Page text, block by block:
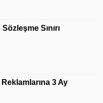
Sınırı
3 Ay